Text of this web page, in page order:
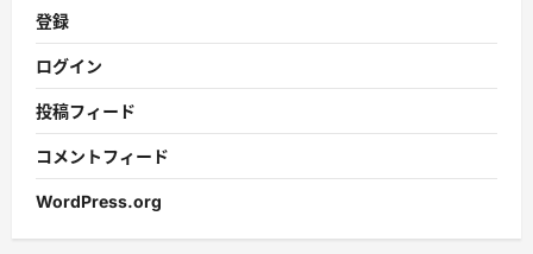
登録
ログイン
投稿フィード
コメントフィード
WordPress.org